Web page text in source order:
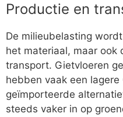
Productie en
De milieubelasting
het materiaal, maar ook
transport. Gietvloeren
hebben vaak een
geïmporteerde
steeds vaker in op